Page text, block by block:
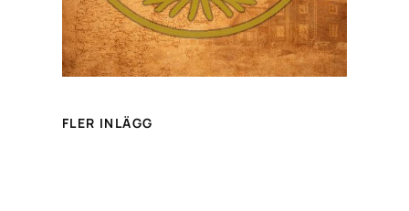
FLER INLÄGG